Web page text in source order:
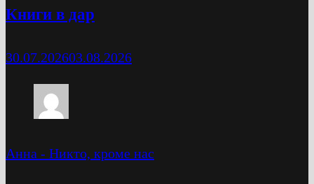
Книги в дар
30.07.202603.08.2026
Анна - Никто, кроме нас